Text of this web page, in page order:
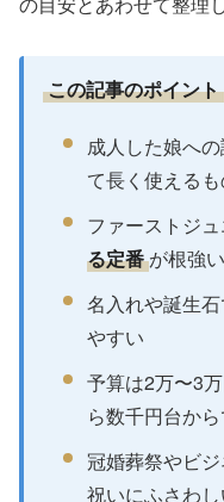
この記事のポイント
成人した娘へ
て長く使える
ファーストジ
る定番 が根強
名入れや誕生
やすい
予算は2万〜3
ら数千円台か
冠婚葬祭やビ
祝いにふさわ